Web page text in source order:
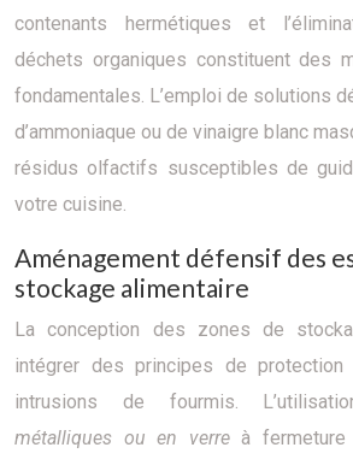
contenants hermétiques et
déchets organiques constituent des
fondamentales. L’emploi de solutions
d’ammoniaque ou de vinaigre blanc
résidus olfactifs susceptibles de
votre cuisine.
Aménagement défensif des
stockage alimentaire
La conception des zones de
intégrer des principes de
intrusions de fourmis.
métalliques ou en verreà fermeture